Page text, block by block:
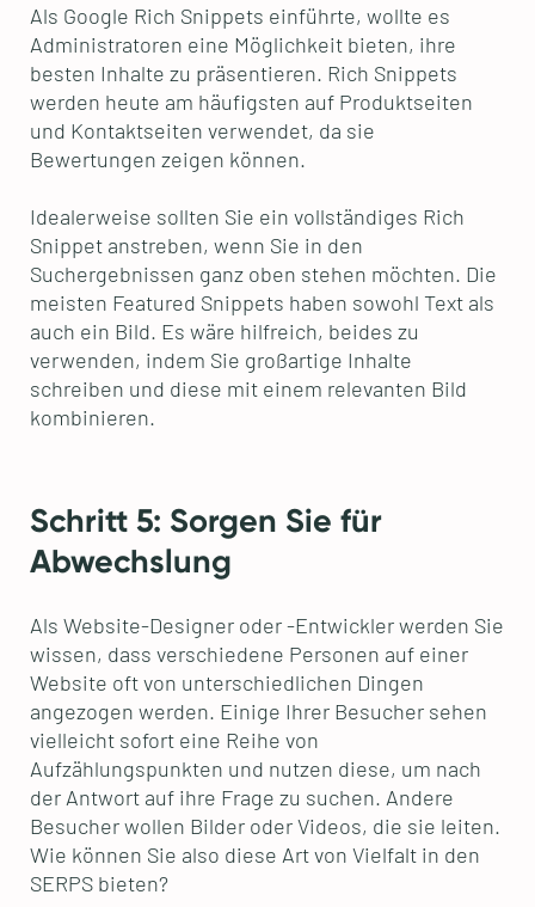
Als Google Rich Snippets einführte, wollte es
Administratoren eine Möglichkeit bieten, ihre
besten Inhalte zu präsentieren. Rich Snippets
werden heute am häufigsten auf Produktseiten
und Kontaktseiten verwendet, da sie
Bewertungen zeigen können.
Idealerweise sollten Sie ein vollständiges Rich
Snippet anstreben, wenn Sie in den
Suchergebnissen ganz oben stehen möchten. Die
meisten Featured Snippets haben sowohl Text als
auch ein Bild. Es wäre hilfreich, beides zu
verwenden, indem Sie großartige Inhalte
schreiben und diese mit einem relevanten Bild
kombinieren.
Schritt 5: Sorgen Sie für
Abwechslung
Als Website-Designer oder -Entwickler werden Sie
wissen, dass verschiedene Personen auf einer
Website oft von unterschiedlichen Dingen
angezogen werden. Einige Ihrer Besucher sehen
vielleicht sofort eine Reihe von
Aufzählungspunkten und nutzen diese, um nach
der Antwort auf ihre Frage zu suchen. Andere
Besucher wollen Bilder oder Videos, die sie leiten.
Wie können Sie also diese Art von Vielfalt in den
SERPS bieten?